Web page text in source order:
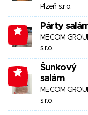
Plzeň s.r.o.
-7 Párty
MECOM
s.r.o.
-7
Šunkový
salám
MECOM
s.r.o.